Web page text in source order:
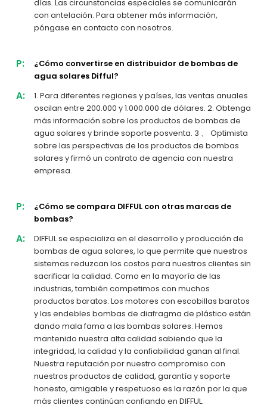
días. Las circunstancias especiales se comunicarán
con antelación. Para obtener más información,
póngase en contacto con nosotros.
P:
¿Cómo convertirse en distribuidor de bombas de
agua solares Difful?
A:
1. Para diferentes regiones y países, las ventas anuales
oscilan entre 200.000 y 1.000.000 de dólares. 2. Obtenga
más información sobre los productos de bombas de
agua solares y brinde soporte posventa. 3 、 Optimista
sobre las perspectivas de los productos de bombas
solares y firmó un contrato de agencia con nuestra
empresa.
P:
¿Cómo se compara DIFFUL con otras marcas de
bombas?
A:
DIFFUL se especializa en el desarrollo y producción de
bombas de agua solares, lo que permite que nuestros
sistemas reduzcan los costos para nuestros clientes sin
sacrificar la calidad. Como en la mayoría de las
industrias, también competimos con muchos
productos baratos. Los motores con escobillas baratos
y las endebles bombas de diafragma de plástico están
dando mala fama a las bombas solares. Hemos
mantenido nuestra alta calidad sabiendo que la
integridad, la calidad y la confiabilidad ganan al final.
Nuestra reputación por nuestro compromiso con
nuestros productos de calidad, garantía y soporte
honesto, amigable y respetuoso es la razón por la que
más clientes continúan confiando en DIFFUL.